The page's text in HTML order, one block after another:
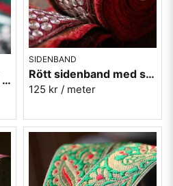
Grönt sidenband med silverspiraler - 7,5 cm
SIDENBAND
Rött sidenband med silverspiraler - 7,5 cm
125 kr / meter